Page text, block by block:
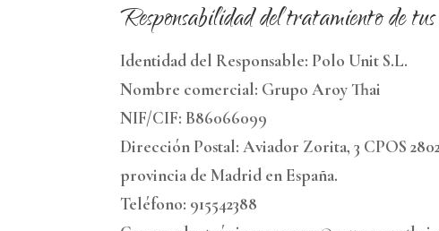
Responsabilidad del tratamiento de
Identidad del Responsable: Polo Unit S.L.
Nombre comercial: Grupo Aroy Thai
NIF/CIF: B86066099
Dirección Postal: Aviador Zorita, 3 CPOS
provincia de Madrid en España.
Teléfono: 915542388